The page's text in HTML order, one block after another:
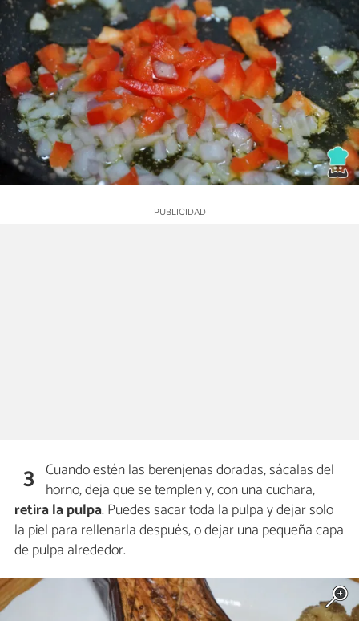
3 Cuando estén las berenjenas doradas, sácalas del
horno, deja que se templen y, con una cuchara,
retira la pulpa. Puedes sacar toda la pulpa y dejar solo
la piel para rellenarla después, o dejar una pequeña capa
de pulpa alrededor.